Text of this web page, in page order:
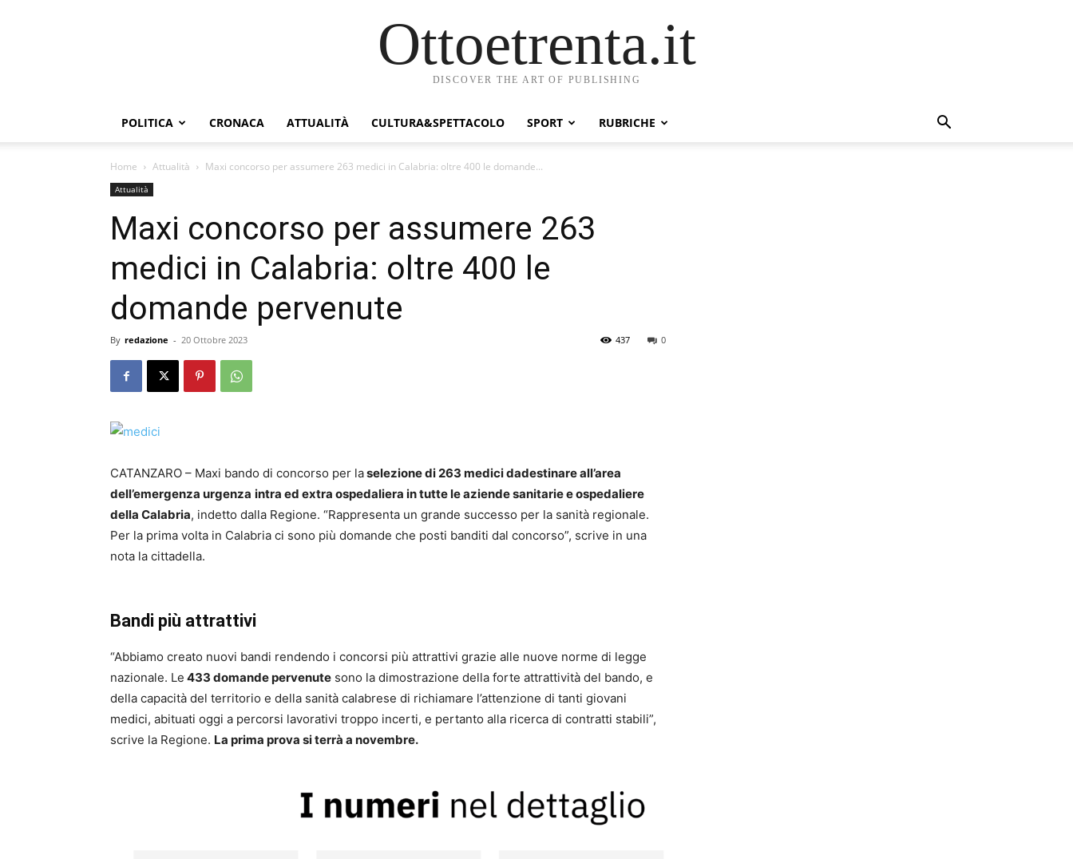
Ottoetrenta.it
DISCOVER THE ART OF PUBLISHING
POLITICA CRONACA ATTUALITÀ CULTURA&SPETTACOLO SPORT RUBRICHE
Home Attualità Maxi concorso per assumere 263 medici in Calabria: oltre 400 le domande...
Attualità
Maxi concorso per assumere 263
medici in Calabria: oltre 400 le
domande pervenute
By redazione - 20 Ottobre 2023 0
437
CATANZARO – Maxi bando di concorso per laselezione di 263 medici dadestinare all’area
dell’emergenza urgenza intra ed extra ospedaliera in tutte le aziende sanitarie e ospedaliere
della Calabria, indetto dalla Regione. “Rappresenta un grande successo per la sanità regionale.
Per la prima volta in Calabria ci sono più domande che posti banditi dal concorso”, scrive in una
nota la cittadella.
Bandi più attrattivi
“Abbiamo creato nuovi bandi rendendo i concorsi più attrattivi grazie alle nuove norme di legge
nazionale. Le 433 domande pervenute sono la dimostrazione della forte attrattività del bando, e
della capacità del territorio e della sanità calabrese di richiamare l’attenzione di tanti giovani
medici, abituati oggi a percorsi lavorativi troppo incerti, e pertanto alla ricerca di contratti stabili”,
scrive la Regione. La prima prova si terrà a novembre.